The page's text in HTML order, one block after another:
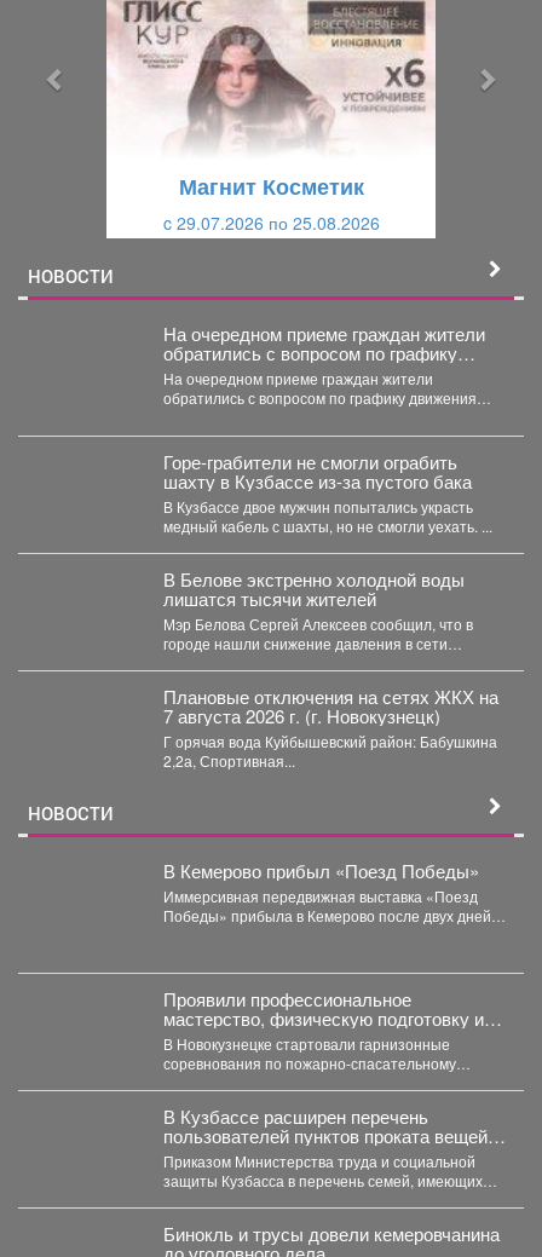
Магнит Косметик
c 29.07.2026 по 25.08.2026
НОВОСТИ
На очередном приеме граждан жители
обратились с вопросом по графику
движения общественного транспорта.
На очередном приеме граждан жители
обратились с вопросом по графику движения
Горе-грабители не смогли ограбить
шахту в Кузбассе из-за пустого бака
В Кузбассе двое мужчин попытались украсть
медный кабель с шахты, но не смогли уехать. ...
В Белове экстренно холодной воды
лишатся тысячи жителей
Мэр Белова Сергей Алексеев сообщил, что в
городе нашли снижение давления в сети
Плановые отключения на сетях ЖКХ на
7 августа 2026 г. (г. Новокузнецк)
Г орячая вода Куйбышевский район: Бабушкина
2,2а, Спортивная...
НОВОСТИ
В Кемерово прибыл «Поезд Победы»
Иммерсивная передвижная выставка «Поезд
Победы» прибыла в Кемерово после двух дней
Проявили профессиональное
мастерство, физическую подготовку и
командный дух.
В Новокузнецке стартовали гарнизонные
соревнования по пожарно-спасательному
В Кузбассе расширен перечень
пользователей пунктов проката вещей
для новорожденных
Приказом Министерства труда и социальной
защиты Кузбасса в перечень семей, имеющих
Бинокль и трусы довели кемеровчанина